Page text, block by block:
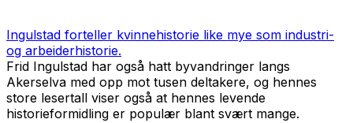
Ingulstad forteller kvinnehistorie like mye som industri-
og arbeiderhistorie.
Frid Ingulstad har også hatt byvandringer langs
Akerselva med opp mot tusen deltakere, og hennes
store lesertall viser også at hennes levende
historieformidling er populær blant svært mange.